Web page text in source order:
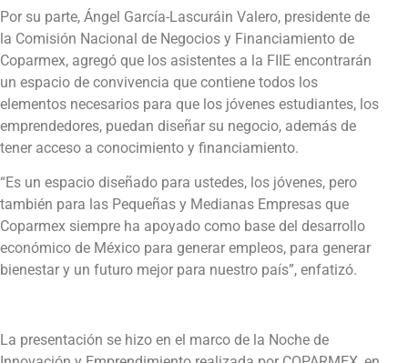
Por su parte, Ángel García-Lascuráin Valero, presidente de
la Comisión Nacional de Negocios y Financiamiento de
Coparmex, agregó que los asistentes a la FIIE encontrarán
un espacio de convivencia que contiene todos los
elementos necesarios para que los jóvenes estudiantes, los
emprendedores, puedan diseñar su negocio, además de
tener acceso a conocimiento y financiamiento.
“Es un espacio diseñado para ustedes, los jóvenes, pero
también para las Pequeñas y Medianas Empresas que
Coparmex siempre ha apoyado como base del desarrollo
económico de México para generar empleos, para generar
bienestar y un futuro mejor para nuestro país”, enfatizó.
La presentación se hizo en el marco de la Noche de